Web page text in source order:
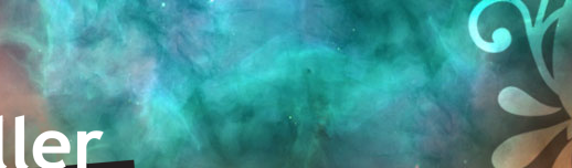
Przejdź do treści